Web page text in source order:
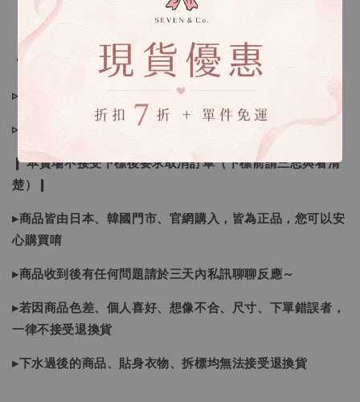
🔍IG搜尋：Sevenjewelry.co
▹現貨商品１～３日內寄出
▹預購商品７～２１日（不含假日）寄出，如遇缺貨請見諒！
❙ 本賣場不接受下標後要求取消訂單（下標前請三思與看清
楚）❙
▸商品皆由日本、韓國門市、官網購入，皆為正品，您可以安
心購買唷
▸商品收到後有任何問題請於三天內私訊聊聊反應～
▸若因商品色差、個人喜好、想像不合、尺寸、下單錯誤者，
一律不接受退換貨
▸下水過後的商品、貼身衣物、拆標均無法接受退換貨